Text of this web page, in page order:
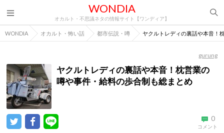
WONDIA
オカルト・不思議ネタの情報サイト【ワンディア】
WONDIA オカルト・怖い話 都市伝説・噂 ヤクルトレディの裏話や本音！
gurung
ヤクルトレディの裏話や本音！枕営業の
噂や事件・給料の歩合制も総まとめ
0
コメント